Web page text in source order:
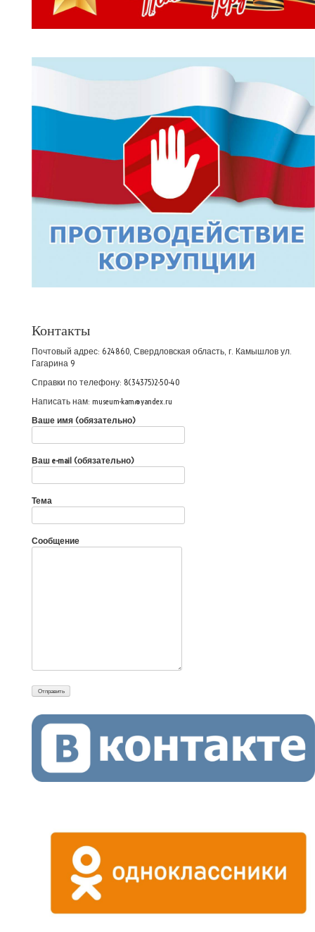
Контакты
Почтовый адрес: 624860, Свердловская область, г. Камышлов ул.
Гагарина 9
Справки по телефону: 8(34375)2-50-40
Написать нам: museum-kam@yandex.ru
Ваше имя (обязательно)
Ваш e-mail (обязательно)
Тема
Сообщение